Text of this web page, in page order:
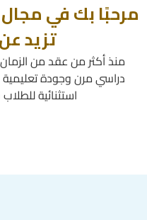
مرحبًا بك في
تزيد عن 10 سنوات
منذ أكثر من عقد من
دراسي مرن وجودة تعليمية
استثنائية